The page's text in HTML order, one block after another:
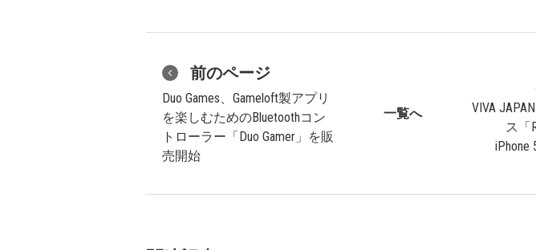
前のページ
Duo Games、Gameloft製アプリ
を楽しむためのBluetoothコン
トローラー「Duo Gamer」を販
売開始
一覧へ
VIVA
ス「
iPhone